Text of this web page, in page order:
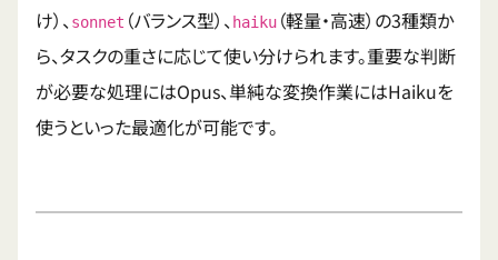
け）、sonnet （バランス型）、 haiku （軽量・高速）の3種類か
ら、タスクの重さに応じて使い分けられます。重要な判断
が必要な処理にはOpus、単純な変換作業にはHaikuを
使うといった最適化が可能です。